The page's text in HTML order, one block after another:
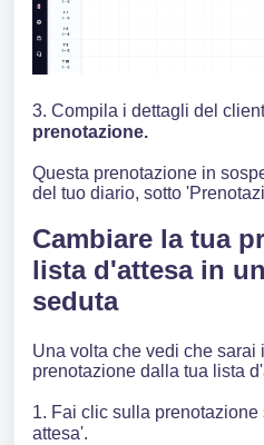
3. Compila i dettagli del
prenotazione.
Questa prenotazione in
del tuo diario, sotto
Cambiare la tua
lista d'attesa in
seduta
Una volta che vedi che sarai
prenotazione dalla tua lista
1. Fai clic sulla
attesa'.